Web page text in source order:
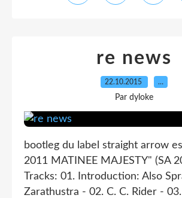
re news
22.10.2015 …
Par dyloke
bootleg du label straight arrow
2011 MATINEE MAJESTY" (SA
Tracks: 01. Introduction: Also
Zarathustra - 02. C. C. Rider -